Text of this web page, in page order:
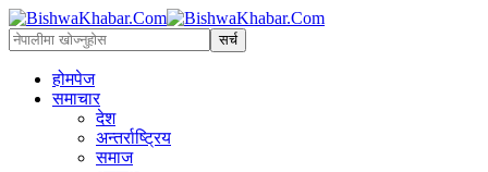
होमपेज
समाचार
देश
अन्तर्राष्ट्रिय
समाज